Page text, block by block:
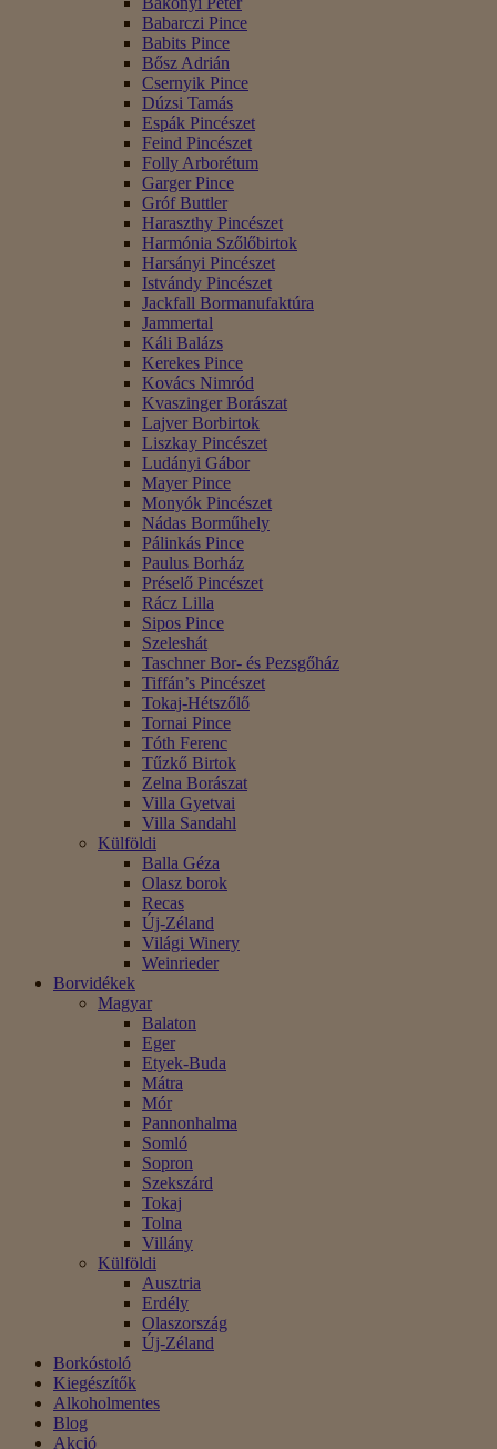
Babarczi Pince
Babits Pince
Bősz Adrián
Csernyik Pince
Dúzsi Tamás
Espák Pincészet
Feind Pincészet
Folly Arborétum
Garger Pince
Gróf Buttler
Haraszthy Pincészet
Harmónia Szőlőbirtok
Harsányi Pincészet
Istvándy Pincészet
Jackfall Bormanufaktúra
Jammertal
Káli Balázs
Kerekes Pince
Kovács Nimród
Kvaszinger Borászat
Lajver Borbirtok
Liszkay Pincészet
Ludányi Gábor
Mayer Pince
Monyók Pincészet
Nádas Borműhely
Pálinkás Pince
Paulus Borház
Préselő Pincészet
Rácz Lilla
Sipos Pince
Szeleshát
Taschner Bor- és Pezsgőház
Tiffán’s Pincészet
Tokaj-Hétszőlő
Tornai Pince
Tóth Ferenc
Tűzkő Birtok
Zelna Borászat
Villa Gyetvai
Villa Sandahl
Külföldi
Balla Géza
Olasz borok
Recas
Új-Zéland
Világi Winery
Weinrieder
Borvidékek
Magyar
Balaton
Eger
Etyek-Buda
Mátra
Mór
Pannonhalma
Somló
Sopron
Szekszárd
Tokaj
Tolna
Villány
Külföldi
Ausztria
Erdély
Olaszország
Új-Zéland
Borkóstoló
Kiegészítők
Alkoholmentes
Blog
Akció